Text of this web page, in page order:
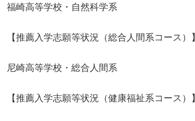
福崎高等学校・自然科学系
【推薦入学志願等状況（総合人間系コース）】
尼崎高等学校・総合人間系
【推薦入学志願等状況（健康福祉系コース）】